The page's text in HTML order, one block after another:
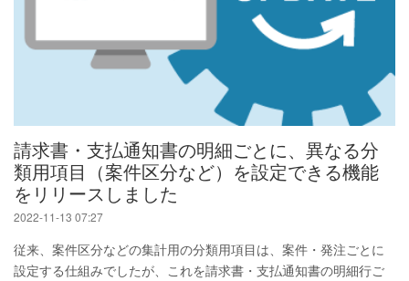
請求書・支払通知書の明細ごとに、異なる分
類用項目（案件区分など）を設定できる機能
をリリースしました
2022-11-13 07:27
従来、案件区分などの集計用の分類用項目は、案件・発注ごとに
設定する仕組みでしたが、これを請求書・支払通知書の明細行ご